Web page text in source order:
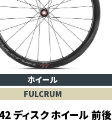
ホイール
FULCRUM
ディスク ホイール 前後